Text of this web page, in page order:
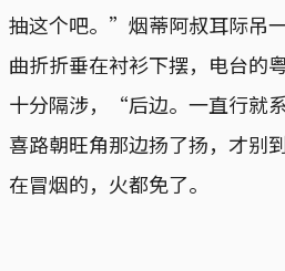
抽这个吧。”烟蒂阿叔耳际吊
曲折折垂在衬衫下摆，电台的
十分隔涉，“后边。一直行就
喜路朝旺角那边扬了扬，才别
在冒烟的，火都免了。